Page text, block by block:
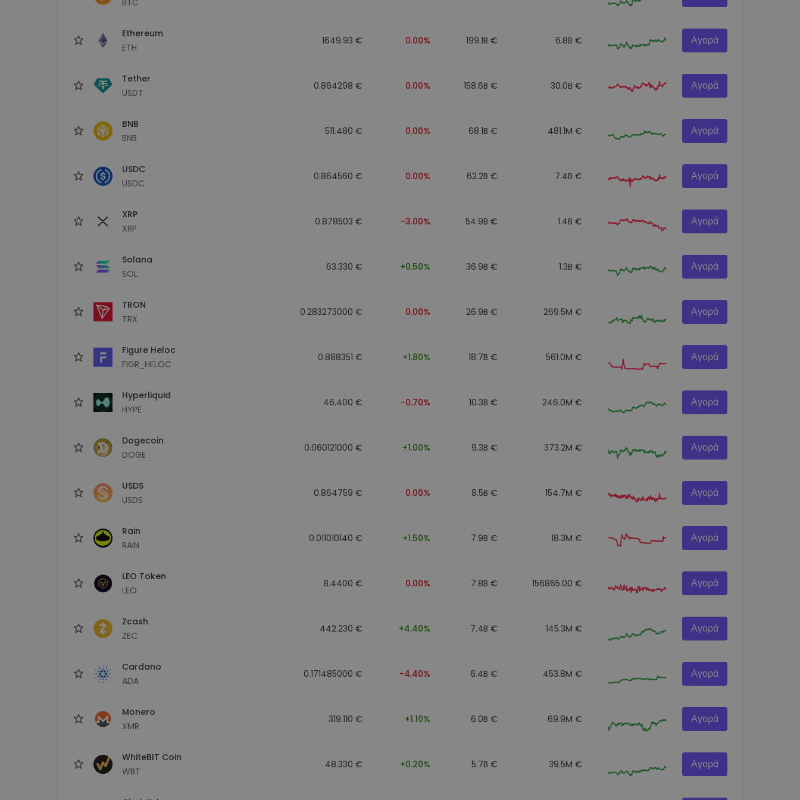
Ethereum
ETH
1649.93 € 0.00% 199.1B € 6.8B € Αγορά
Tether
USDT
0.864298 € 0.00% 158.6B € 30.0B € Αγορά
BNB
BNB
511.480 € 0.00% 68.1B € 481.1M € Αγορά
USDC
USDC
0.864560 € 0.00% 62.2B € 7.4B € Αγορά
XRP
XRP
0.878503 € -3.00% 54.9B € 1.4B € Αγορά
Solana
SOL
63.330 € +0.50% 36.9B € 1.3B € Αγορά
TRON
TRX
0.283273000 € 0.00% 26.9B € 269.5M € Αγορά
Figure Heloc
FIGR_HELOC
0.888351 € +1.80% 18.7B € 561.0M € Αγορά
Hyperliquid
HYPE
46.400 € -0.70% 10.3B € 246.0M € Αγορά
Dogecoin
DOGE
0.060121000 € +1.00% 9.3B € 373.2M € Αγορά
USDS
USDS
0.864759 € 0.00% 8.5B € 154.7M € Αγορά
Rain
RAIN
0.011010140 € +1.50% 7.9B € 18.3M € Αγορά
LEO Token
LEO
8.4400 € 0.00% 7.8B € 156865.00 € Αγορά
Zcash
ZEC
442.230 € +4.40% 7.4B € 145.3M € Αγορά
Cardano
ADA
0.171485000 € -4.40% 6.4B € 453.8M € Αγορά
Monero
XMR
319.110 € +1.10% 6.0B € 69.9M € Αγορά
WhiteBIT Coin
WBT
48.330 € +0.20% 5.7B € 39.5M € Αγορά